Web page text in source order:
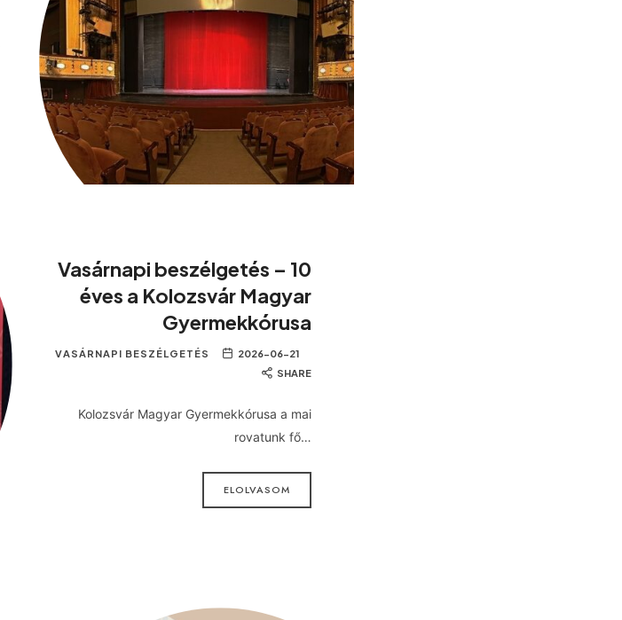
Vasárnapi beszélgetés – 10
éves a Kolozsvár Magyar
Gyermekkórusa
VASÁRNAPI BESZÉLGETÉS
2026-06-21
SHARE
Kolozsvár Magyar Gyermekkórusa a mai
rovatunk fő…
ELOLVASOM